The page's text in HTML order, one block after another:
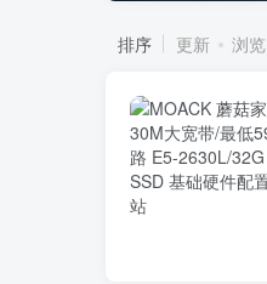
排序 更新 浏览